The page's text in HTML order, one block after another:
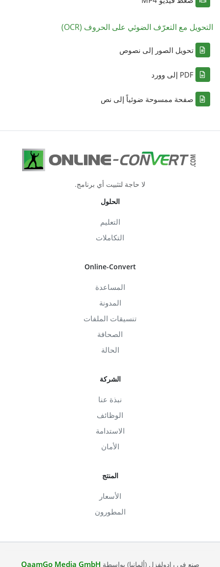
التحويل مع التعرّف الضوئي على الحروف (OCR)
تحويل الصور إلى نصوص
PDF إلى وورد
صفحة ممسوحة ضوئياً إلى نص
لا حاجة لتثبيت أي برنامج.
الحلول
التعليم
التكاملات
Online-Convert
المساعدة
المدونة
تنسيقات الملفات
الصحافة
الحالة
الشركة
نبذة عنا
الوظائف
الاستدامة
الأمان
المنتج
الأسعار
المطورون
صنع في رادولفزل (ألمانيا) بواسطة QaamGo Media GmbH